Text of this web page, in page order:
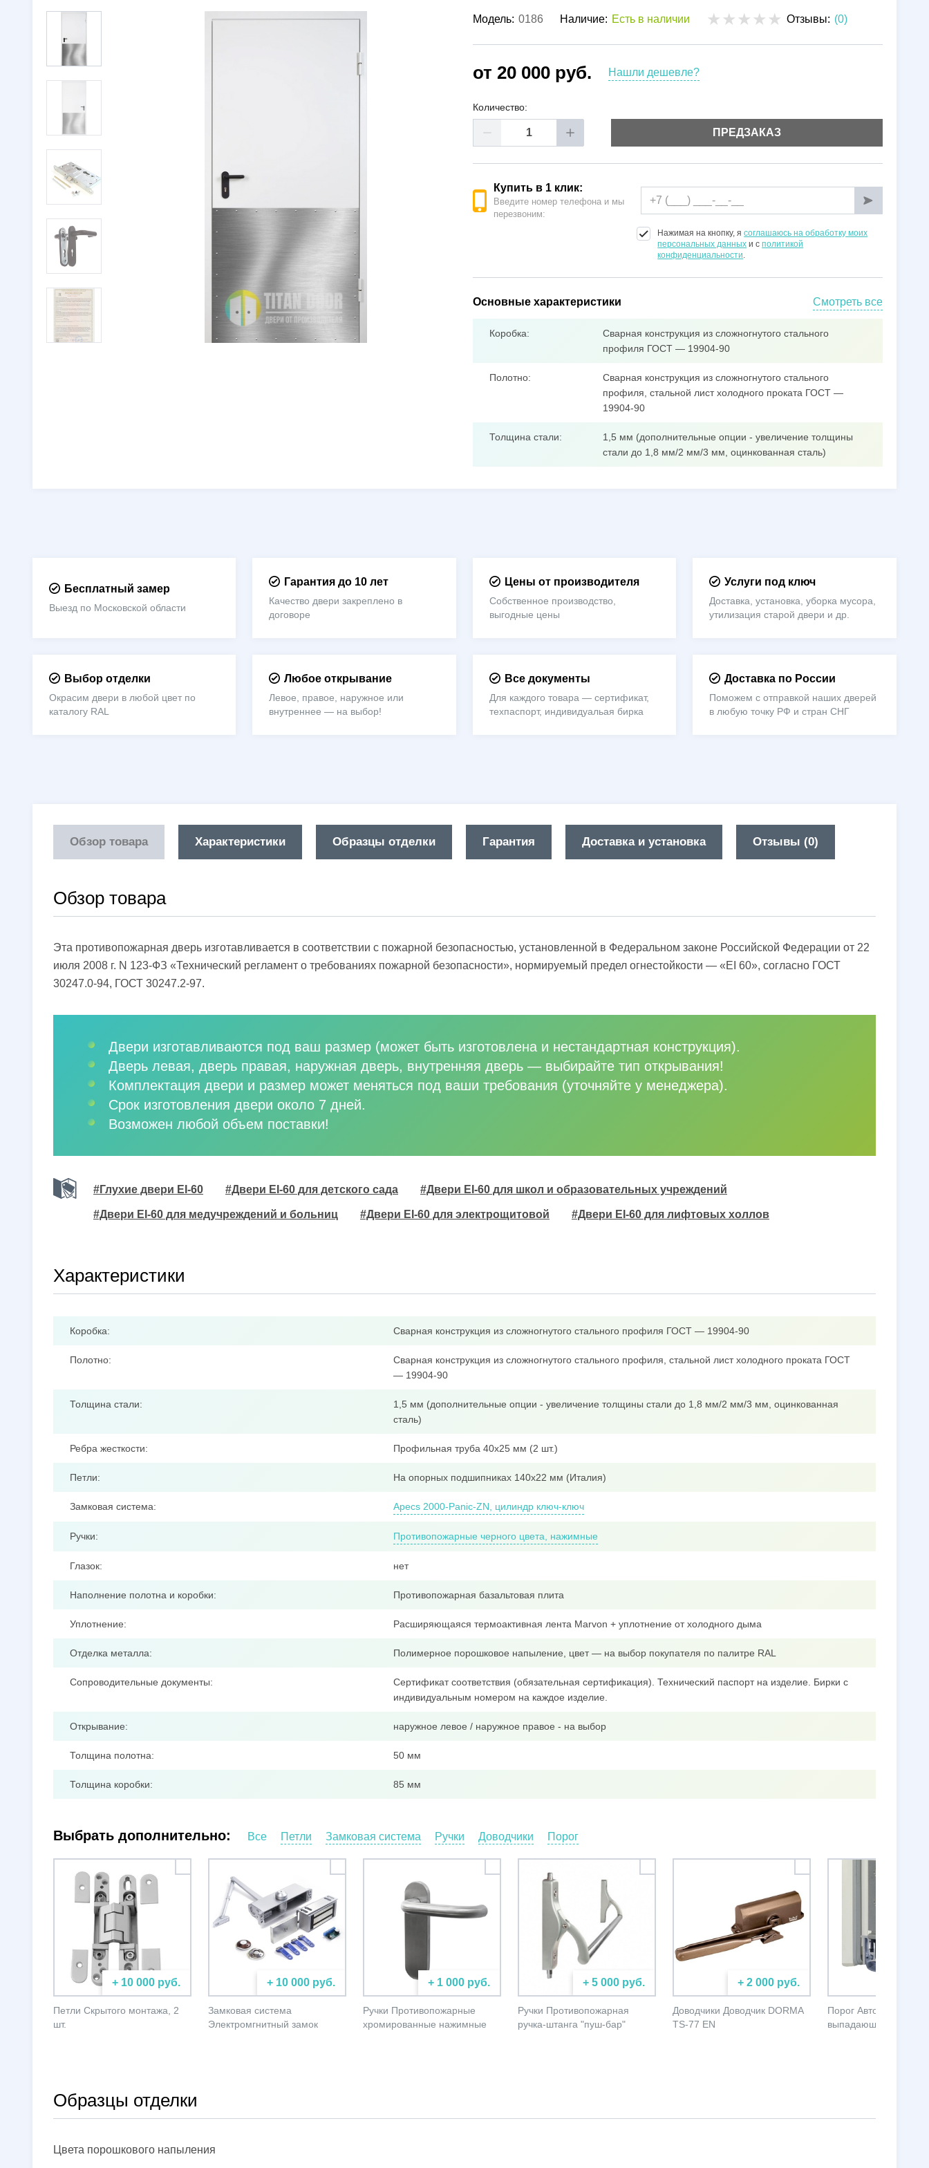
Двери со стеклом
Двустворчатые двери
Тамбурные двери
🔖 РАСПРОДАЖА ДВЕРЕЙ
Установка
Модель: 0186 Наличие: Есть в наличии Отзывы: (0)
от 20 000 руб. Нашли дешевле?
Количество:
ПРЕДЗАКАЗ
Купить в 1 клик:
Введите номер телефона и мы
перезвоним:
Нажимая на кнопку, ясоглашаюсь на обработку моих
персональных данных и сполитикой
конфиденциальности.
Основные характеристики Смотреть все
Коробка:
Сварная конструкция из сложногнутого стального
профиля ГОСТ — 19904-90
Полотно:
Сварная конструкция из сложногнутого стального
профиля, стальной лист холодного проката ГОСТ —
19904-90
Толщина стали:
1,5 мм (дополнительные опции - увеличение толщины
стали до 1,8 мм/2 мм/3 мм, оцинкованная сталь)
Бесплатный замер
Выезд по Московской области
Гарантия до 10 лет
Качество двери закреплено в
договоре
Цены от производителя
Собственное производство,
выгодные цены
Услуги под ключ
Доставка, установка, уборка мусора,
утилизация старой двери и др.
Выбор отделки
Окрасим двери в любой цвет по
каталогу RAL
Любое открывание
Левое, правое, наружное или
внутреннее — на выбор!
Все документы
Для каждого товара — сертификат,
техпаспорт, индивидуальая бирка
Доставка по России
Поможем с отправкой наших дверей
в любую точку РФ и стран СНГ
Обзор товара Характеристики Образцы отделки Гарантия Доставка и установка Отзывы (0)
Обзор товара
Эта противопожарная дверь изготавливается в соответствии с пожарной безопасностью, установленной в Федеральном законе Российской Федерации от 22
июля 2008 г. N 123-ФЗ «Технический регламент о требованиях пожарной безопасности», нормируемый предел огнестойкости — «EI 60», согласно ГОСТ
30247.0-94, ГОСТ 30247.2-97.
Двери изготавливаются под ваш размер (может быть изготовлена и нестандартная конструкция).
Дверь левая, дверь правая, наружная дверь, внутренняя дверь — выбирайте тип открывания!
Комплектация двери и размер может меняться под ваши требования (уточняйте у менеджера).
Срок изготовления двери около 7 дней.
Возможен любой объем поставки!
#Глухие двери EI-60 #Двери EI-60 для детского сада #Двери EI-60 для школ и образовательных учреждений
#Двери EI-60 для медучреждений и больниц #Двери EI-60 для электрощитовой #Двери EI-60 для лифтовых холлов
Характеристики
Коробка: Сварная конструкция из сложногнутого стального профиля ГОСТ — 19904-90
Полотно:
Сварная конструкция из сложногнутого стального профиля, стальной лист холодного проката ГОСТ
— 19904-90
Толщина стали:
1,5 мм (дополнительные опции - увеличение толщины стали до 1,8 мм/2 мм/3 мм, оцинкованная
сталь)
Ребра жесткости: Профильная труба 40x25 мм (2 шт.)
Петли: На опорных подшипниках 140х22 мм (Италия)
Замковая система: Apecs 2000-Panic-ZN, цилиндр ключ-ключ
Ручки: Противопожарные черного цвета, нажимные
Глазок: нет
Наполнение полотна и коробки: Противопожарная базальтовая плита
Уплотнение: Расширяющаяся термоактивная лента Marvon + уплотнение от холодного дыма
Отделка металла: Полимерное порошковое напыление, цвет — на выбор покупателя по палитре RAL
Сопроводительные документы:
Сертификат соответствия (обязательная сертификация). Технический паспорт на изделие. Бирки с
индивидуальным номером на каждое изделие.
Открывание: наружное левое / наружное правое - на выбор
Толщина полотна: 50 мм
Толщина коробки: 85 мм
Выбрать дополнительно: Все Петли Замковая система Ручки Доводчики Порог
+ 10 000 руб.
Петли Скрытого монтажа, 2
шт.
+ 10 000 руб.
Замковая система
Электромгнитный замок
+ 1 000 руб.
Ручки Противопожарные
хромированные нажимные
+ 5 000 руб.
Ручки Противопожарная
ручка-штанга "пуш-бар"
+ 2 000 руб.
Доводчики Доводчик DORMA
TS-77 EN
Порог
выпадающий порог
Образцы отделки
Цвета порошкового напыления